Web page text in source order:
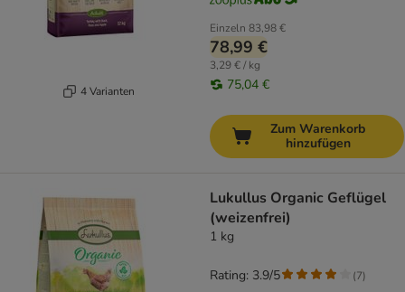
4 Varianten
Einzeln 83,98 €
78,99 €
3,29 € / kg
75,04 €
Zum Warenkorb
hinzufügen
Lukullus Organic Geflügel
(weizenfrei)
1 kg
Rating: 3.9/5 (7)